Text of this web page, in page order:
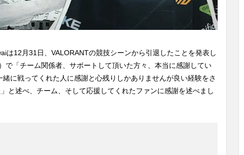
は12月31日、VALORANTの競技シーンから引退したことを発表し
で「チーム関係者、サポートして頂いた方々、本当に感謝してい
に戦ってくれた人に感謝と心残りしかありませんが良い経験をさ
と述べ、チーム、そして応援してくれたファンに感謝を述べまし